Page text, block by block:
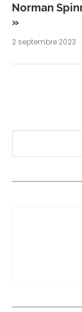
Norman
»
2 septembre 2023